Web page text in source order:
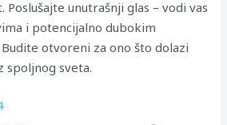
Poslušajte unutrašnji glas – vodi vas
i potencijalno dubokim
otvoreni za ono što dolazi
spoljnog sveta.